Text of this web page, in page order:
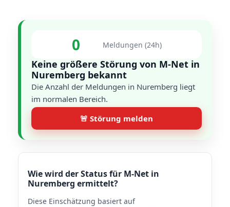
0 Meldungen (24h)
Keine größere Störung von M-Net in
Nuremberg bekannt
Die Anzahl der Meldungen in Nuremberg liegt
im normalen Bereich.
🚨 Störung melden
Wie wird der Status für M-Net in
Nuremberg ermittelt?
Diese Einschätzung basiert auf